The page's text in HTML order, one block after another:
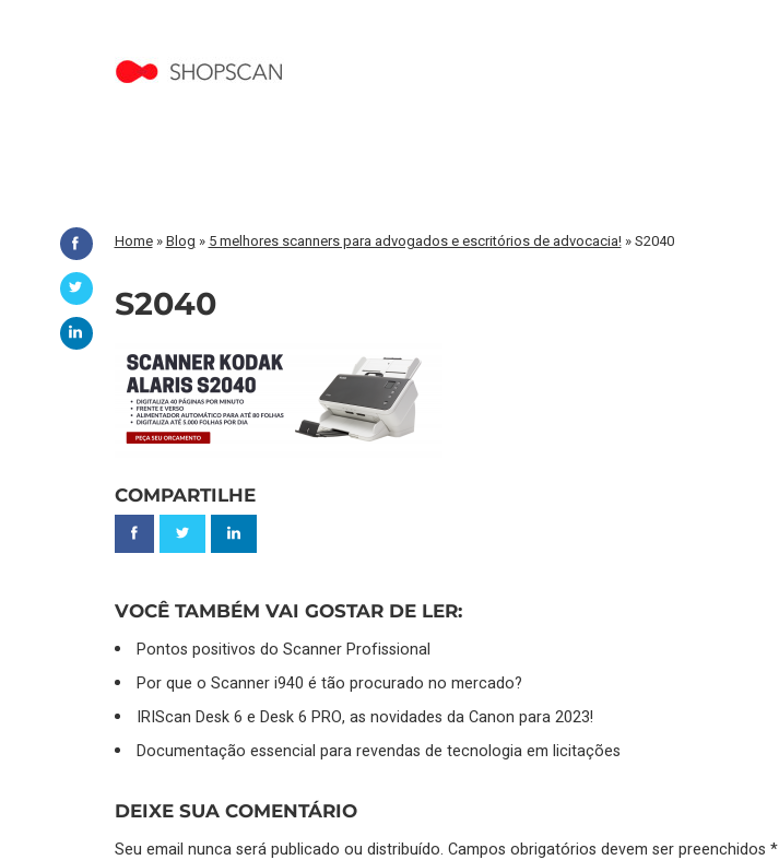
Home»Blog » 5 melhores scanners para advogados e escritórios de advocacia!»S2040
S2040
COMPARTILHE
VOCÊ TAMBÉM VAI GOSTAR DE LER:
Pontos positivos do Scanner Profissional
Por que o Scanner i940 é tão procurado no mercado?
IRIScan Desk 6 e Desk 6 PRO, as novidades da Canon para 2023!
Documentação essencial para revendas de tecnologia em licitações
DEIXE SUA COMENTÁRIO
Seu email nunca será publicado ou distribuído. Campos obrigatórios devem ser preenchidos *